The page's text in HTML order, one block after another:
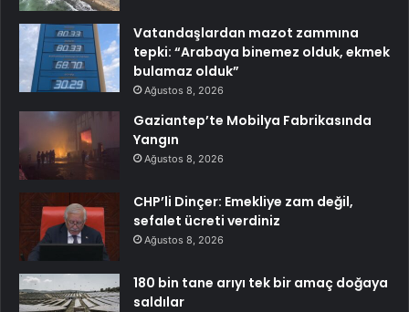
Vatandaşlardan mazot zammına
tepki: “Arabaya binemez olduk, ekmek
bulamaz olduk”
Ağustos 8, 2026
Gaziantep’te Mobilya Fabrikasında
Yangın
Ağustos 8, 2026
CHP’li Dinçer: Emekliye zam değil,
sefalet ücreti verdiniz
Ağustos 8, 2026
180 bin tane arıyı tek bir amaç doğaya
saldılar